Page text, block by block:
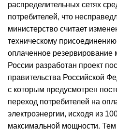
распределительных сетях
потребителей, что
министерство считает
техническому
оплаченное резервирование
России разработан проект
правительства Российской
с которым предусмотрен
переход потребителей на
электроэнергии, исходя из
максимальной мощности.